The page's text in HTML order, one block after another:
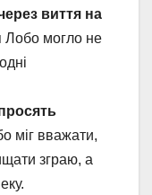
виття на
Лобо могло не
міг вважати,
зграю, а